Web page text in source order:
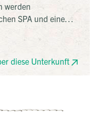
werden
SPA und eine
mit einem
diese Unterkunft